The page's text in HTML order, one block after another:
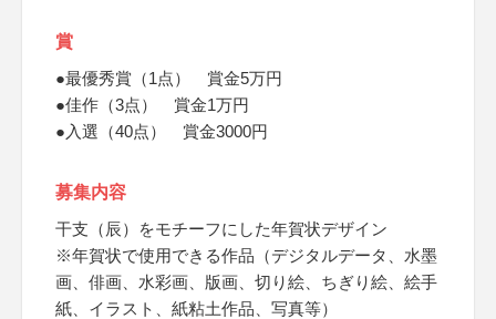
賞
●最優秀賞（1点） 賞金5万円
●佳作（3点） 賞金1万円
●入選（40点） 賞金3000円
募集内容
干支（辰）をモチーフにした年賀状デザイン
※年賀状で使用できる作品（デジタルデータ、水墨
画、俳画、水彩画、版画、切り絵、ちぎり絵、絵手
紙、イラスト、紙粘土作品、写真等）